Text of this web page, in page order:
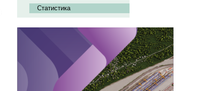
Статистика